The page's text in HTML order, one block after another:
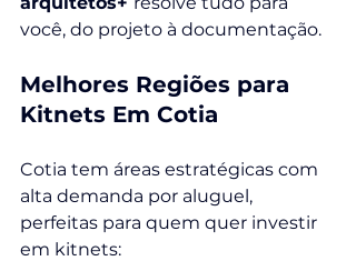
você, do projeto à documentação.
Melhores Regiões para
Kitnets Em Cotia
Cotia tem áreas estratégicas com
alta demanda por aluguel,
perfeitas para quem quer investir
em kitnets: